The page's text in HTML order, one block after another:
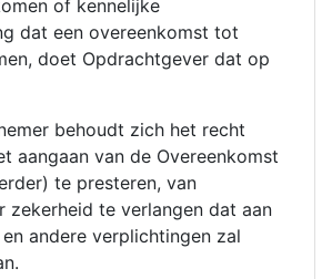
of kennelijke
dat een overeenkomst tot
doet Opdrachtgever dat op
behoudt zich het recht
aangaan van de Overeenkomst
te presteren, van
zekerheid te verlangen dat aan
andere verplichtingen zal